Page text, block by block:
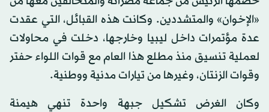
«الإخوان» والمتشددين. وكانت هذه القبائل، التي عقدت
عدة مؤتمرات داخل ليبيا وخارجها، دخلت في محاولات
لعملية تنسيق منذ مطلع هذا العام مع قوات اللواء حفتر
وقوات الزنتان، وغيرها من تيارات مدنية ووطنية.
وكان الغرض تشكيل جبهة واحدة تنهي هيمنة